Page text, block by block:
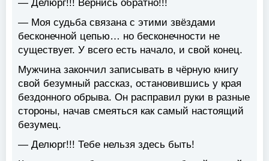
— Делюрг!!! Вернись обратно!!!
— Моя судьба связана с этими звёздами
бесконечной цепью… но бесконечности не
существует. У всего есть начало, и свой конец.
Мужчина закончил записывать в чёрную книгу
свой безумный рассказ, остановившись у края
бездонного обрыва. Он расправил руки в разные
стороны, начав смеяться как самый настоящий
безумец.
— Делюрг!!! Тебе нельзя здесь быть!